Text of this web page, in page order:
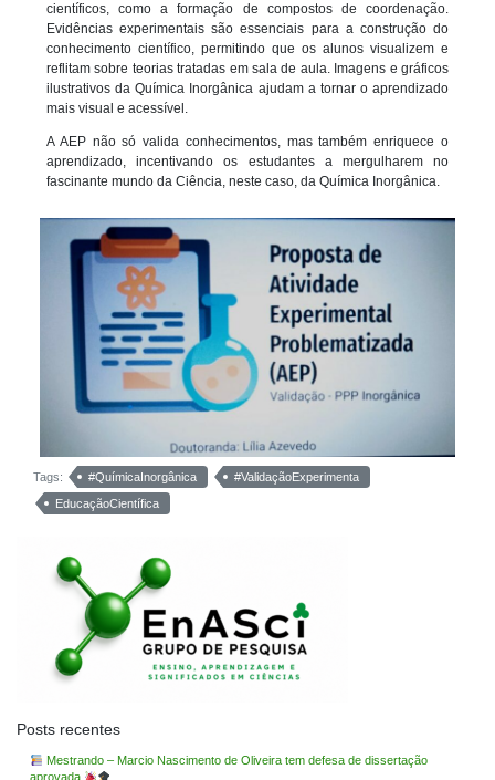
científicos, como a formação de compostos de coordenação.
Evidências experimentais são essenciais para a construção do
conhecimento científico, permitindo que os alunos visualizem e
reflitam sobre teorias tratadas em sala de aula. Imagens e gráficos
ilustrativos da Química Inorgânica ajudam a tornar o aprendizado
mais visual e acessível.
A AEP não só valida conhecimentos, mas também enriquece o
aprendizado, incentivando os estudantes a mergulharem no
fascinante mundo da Ciência, neste caso, da Química Inorgânica.
Tags: #QuímicaInorgânica
#ValidaçãoExperimenta
EducaçãoCientífica
Posts recentes
Mestrando – Marcio Nascimento de Oliveira tem defesa de dissertação
aprovada